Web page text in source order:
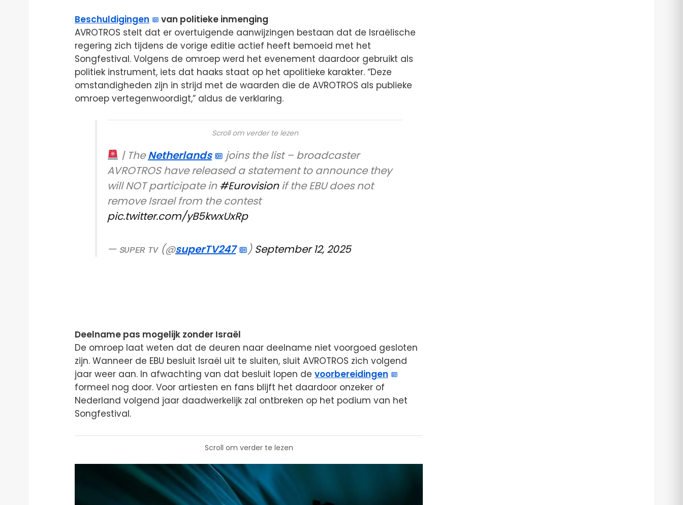
Beschuldigingen
van politieke inmenging
AVROTROS stelt dat er overtuigende aanwijzingen bestaan dat de Israëlische
regering zich tijdens de vorige editie actief heeft bemoeid met het
Songfestival. Volgens de omroep werd het evenement daardoor gebruikt als
politiek instrument, iets dat haaks staat op het apolitieke karakter. “Deze
omstandigheden zijn in strijd met de waarden die de AVROTROS als publieke
omroep vertegenwoordigt,” aldus de verklaring.
Scroll om verder te lezen
| TheNetherlands
joins the list – broadcaster
AVROTROS have released a statement to announce they
will NOT participate in #Eurovisionif the EBU does not
remove Israel from the contest
pic.twitter.com/yB5kwxUxRp
— sᴜᴘᴇʀ ᴛᴠ (@superTV247 ) September 12, 2025
Deelname pas mogelijk zonder Israël
De omroep laat weten dat de deuren naar deelname niet voorgoed gesloten
zijn. Wanneer de EBU besluit Israël uit te sluiten, sluit AVROTROS zich volgend
jaar weer aan. In afwachting van dat besluit lopen de voorbereidingen
formeel nog door. Voor artiesten en fans blijft het daardoor onzeker of
Nederland volgend jaar daadwerkelijk zal ontbreken op het podium van het
Songfestival.
Scroll om verder te lezen